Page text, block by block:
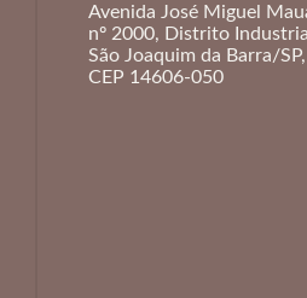
Avenida José Miguel
nº 2000, Distrito
São Joaquim da Barra/SP,
CEP 14606-050